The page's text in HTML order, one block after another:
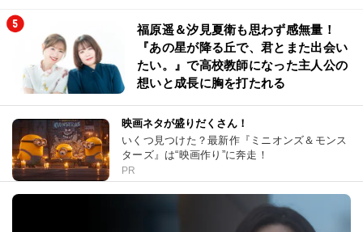
福原遥＆汐見夏衛も思わず感無量！
『あの星が降る丘で、君とまた出会い
たい。』で高校教師になった主人公の
想いと成長に胸を打たれる
映画ネタが盛りだくさん！
いくつ見つけた？最新作『ミニオンズ＆モンス
ターズ』は“映画作り”に奔走！
PR